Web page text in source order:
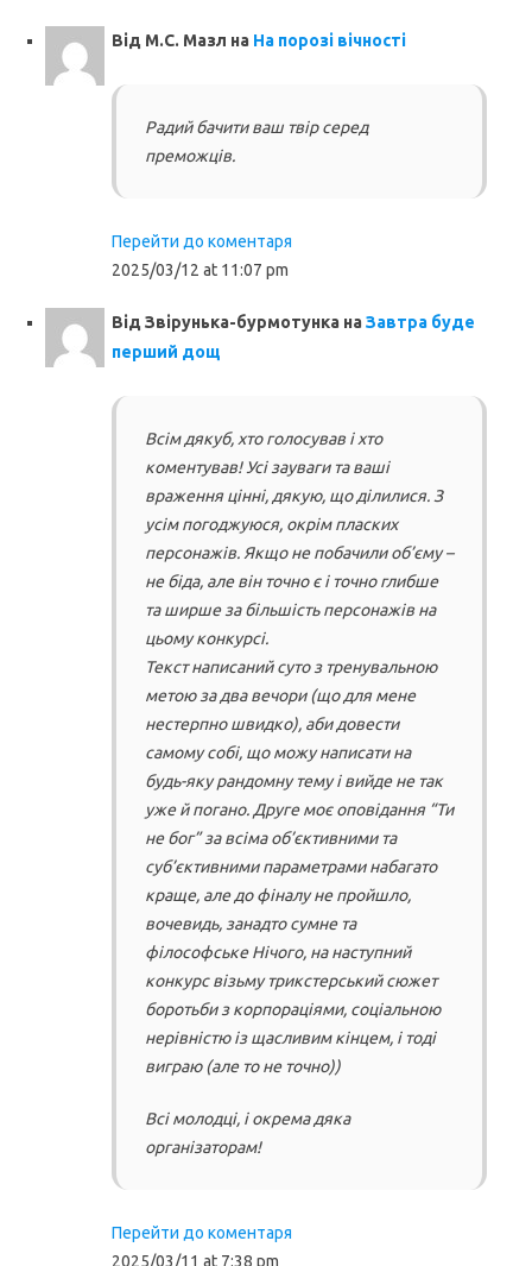
Від М.С. Мазл на На порозі вічності
Радий бачити ваш твір серед
преможців.
Перейти до коментаря
2025/03/12 at 11:07 pm
Від Звірунька-бурмотунканаЗавтра буде
перший дощ
Всім дякуб, хто голосував і хто
коментував! Усі зауваги та ваші
враження цінні, дякую, що ділилися. З
усім погоджуюся, окрім пласких
персонажів. Якщо не побачили об’єму –
не біда, але він точно є і точно глибше
та ширше за більшість персонажів на
цьому конкурсі.
Текст написаний суто з тренувальною
метою за два вечори (що для мене
нестерпно швидко), аби довести
самому собі, що можу написати на
будь-яку рандомну тему і вийде не так
уже й погано. Друге моє оповідання “Ти
не бог” за всіма об’єктивними та
суб’єктивними параметрами набагато
краще, але до фіналу не пройшло,
вочевидь, занадто сумне та
філософське Нічого, на наступний
конкурс візьму трикстерський сюжет
боротьби з корпораціями, соціальною
нерівністю із щасливим кінцем, і тоді
виграю (але то не точно))
Всі молодці, і окрема дяка
організаторам!
Перейти до коментаря
2025/03/11 at 7:38 pm